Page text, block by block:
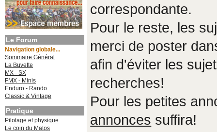
Le Forum
Navigation globale...
Sommaire Général
La Buvette
MX - SX
FMX - Minis
Enduro - Rando
Classic & Vintage
Pratique
Pilotage et physique
Le coin du Matos
correspondante.
Pour le reste, les
merci de poster
afin d'éviter les
recherches!
Pour les petites
annonces suffira!